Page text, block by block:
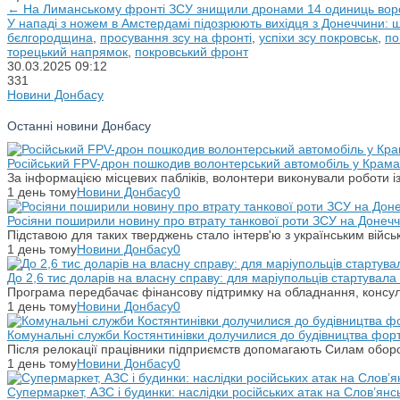
← На Лиманському фронті ЗСУ знищили дронами 14 одиниць
У нападі з ножем в Амстердамі підозрюють вихідця з Донеччини:
бєлгородщина, просування зсу на фронті, успіхи зсу покровськ,
торецький напрямок, покровський фронт
30.03.2025 09:12
331
Новини Донбасу
Останні новини Донбасу
Російський FPV-дрон пошкодив волонтерський автомобіль у
За інформацією місцевих пабліків, волонтери виконували
1 день томуНовини Донбасу0
Росіяни поширили новину про втрату танкової роти ЗСУ на
Підставою для таких тверджень стало інтерв'ю з українським
1 день томуНовини Донбасу0
До 2,6 тис доларів на власну справу: для маріупольців
Програма передбачає фінансову підтримку на обладнання,
1 день томуНовини Донбасу0
Комунальні служби Костянтинівки долучилися до будівництва
Після релокації працівники підприємств допомагають Силам
1 день томуНовини Донбасу0
Супермаркет, АЗС і будинки: наслідки російських атак на